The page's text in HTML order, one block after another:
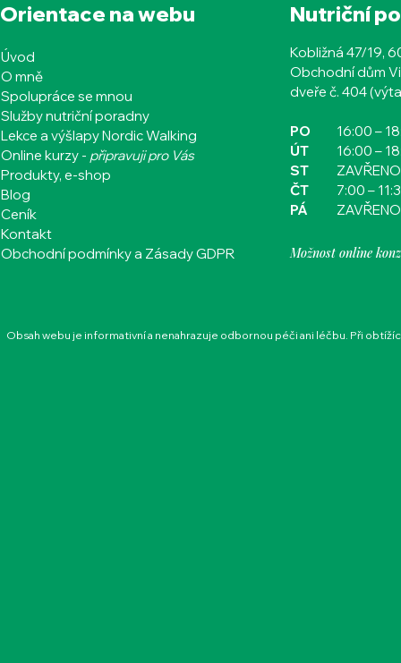
Orientace na webu
Úvod
O mně
Spolupráce se mnou
Služby nutriční poradny
Lekce a výšlapy Nordic Walking
Online kurzy - připravuji pro Vás
Produkty, e-shop
Blog
Ceník
Kontakt
Obchodní podmínky a Zásady GDPR
Nutriční
Kobližná 47/19,
Obchodní dům
dveře č. 404
16:00 –
16:00 –
ZAVŘENO
7:00 –
ZAVŘENO
PO
ÚT
ST
ČT​​​​
PÁ
Možnost online
Obsah webu je informativní a nenahrazuje odbornou péči ani léčbu. Při